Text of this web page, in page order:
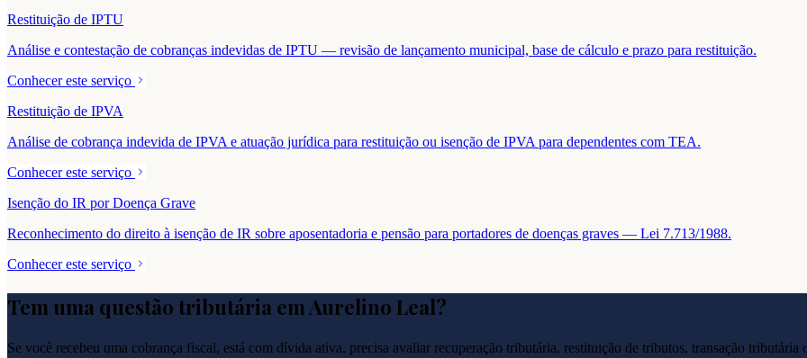
Restituição de IPTU
Análise e contestação de cobranças indevidas de IPTU — revisão de lançamento municipal, base de cálculo e prazo para restituição.
Conhecer este serviço
Restituição de IPVA
Análise de cobrança indevida de IPVA e atuação jurídica para restituição ou isenção de IPVA para dependentes com TEA.
Conhecer este serviço
Isenção do IR por Doença Grave
Reconhecimento do direito à isenção de IR sobre aposentadoria e pensão para portadores de doenças graves — Lei 7.713/1988.
Conhecer este serviço
Tem uma questão tributária em Aurelino Leal?
Se você recebeu uma cobrança fiscal, está com dívida ativa, precisa avaliar recuperação tributária, restituição de tributos, transação tributária